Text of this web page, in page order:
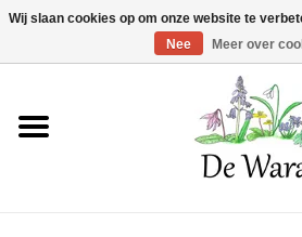
Home
Wij slaan cookies op om onze website te
Nee
Meer over